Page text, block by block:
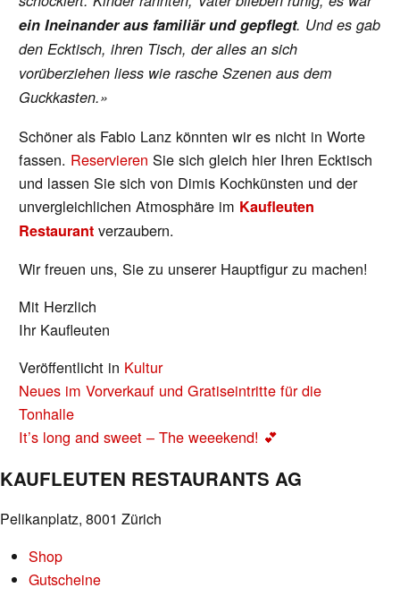
ein Ineinander aus familiär und gepflegt. Und es gab
den Ecktisch, ihren Tisch, der alles an sich
vorüberziehen liess wie rasche Szenen aus dem
Guckkasten.»
Schöner als Fabio Lanz könnten wir es nicht in Worte
fassen. Reservieren Sie sich gleich hier Ihren Ecktisch
und lassen Sie sich von Dimis Kochkünsten und der
unvergleichlichen Atmosphäre im Kaufleuten
Restaurant verzaubern.
Wir freuen uns, Sie zu unserer Hauptfigur zu machen!
Mit Herzlich
Ihr Kaufleuten
Veröffentlicht in Kultur
BEITRAGS-
NAVIGATION
Neues im Vorverkauf und Gratiseintritte für die
Tonhalle
It’s long and sweet – The weeekend! 💕
KAUFLEUTEN RESTAURANTS AG
Pelikanplatz, 8001 Zürich
Shop
Gutscheine